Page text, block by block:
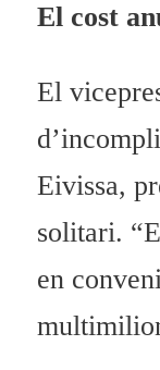
El cost
El
Eivissa,
solitari.
en